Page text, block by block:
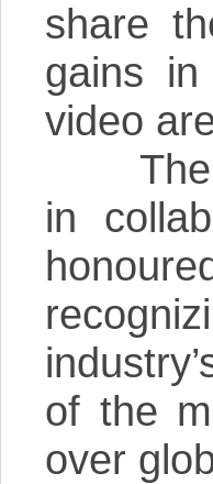
share
gains in
video
The
in
of the
over